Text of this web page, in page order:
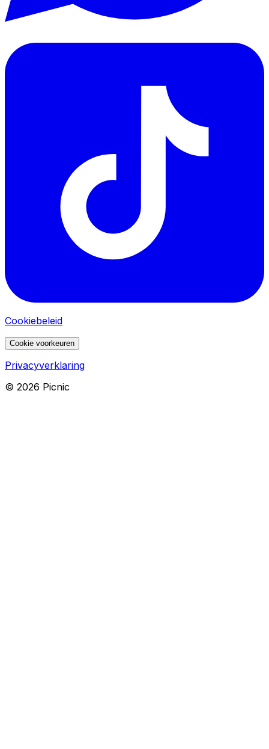
Cookiebeleid
Cookie voorkeuren
Privacyverklaring
© 2026 Picnic